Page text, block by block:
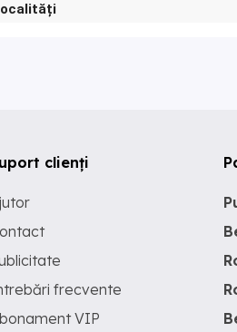
clienți
frecvente
VIP